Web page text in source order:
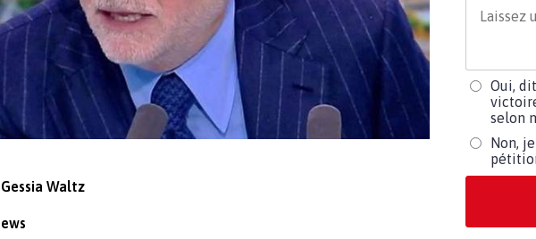
Gessia Waltz
Oui,
selon
Non,